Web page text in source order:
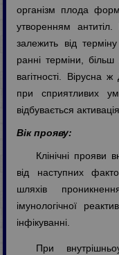
організм плода
утворенням
залежить від терміну
ранні терміни, більш
вагітності. Вірусна
при сприятливих
відбувається
Вік прояву:
Клінічні прояви
від наступних
шляхів
імунологічної
інфікуванні.
При